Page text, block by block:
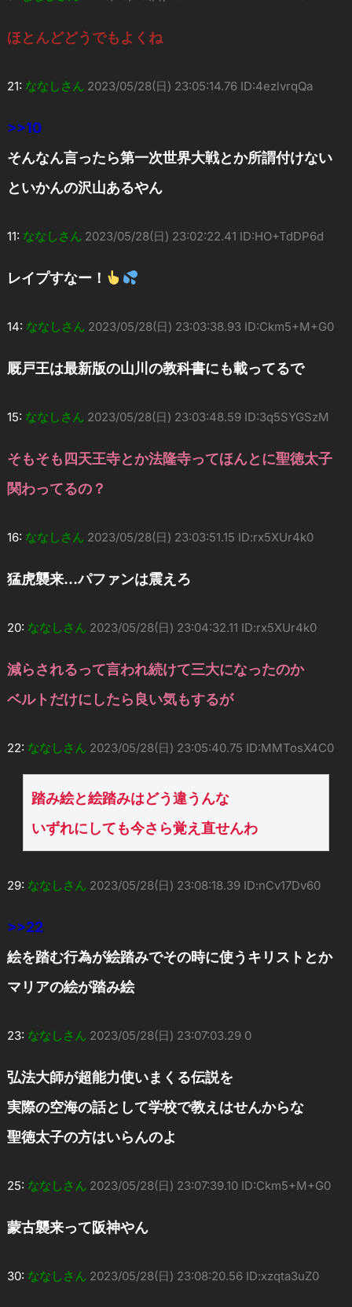
ほとんどどうでもよくね
21: ななしさん 2023/05/28(日) 23:05:14.76 ID:4ezlvrqQa
>>10
そんなん言ったら第一次世界大戦とか所謂付けない
といかんの沢山あるやん
11: ななしさん 2023/05/28(日) 23:02:22.41 ID:HO+TdDP6d
レイプすなー！
14: ななしさん 2023/05/28(日) 23:03:38.93 ID:Ckm5+M+G0
厩戸王は最新版の山川の教科書にも載ってるで
15: ななしさん 2023/05/28(日) 23:03:48.59 ID:3q5SYGSzM
そもそも四天王寺とか法隆寺ってほんとに聖徳太子
関わってるの？
16: ななしさん 2023/05/28(日) 23:03:51.15 ID:rx5XUr4k0
猛虎襲来…パファンは震えろ
20: ななしさん 2023/05/28(日) 23:04:32.11 ID:rx5XUr4k0
減らされるって言われ続けて三大になったのか
ベルトだけにしたら良い気もするが
22: ななしさん 2023/05/28(日) 23:05:40.75 ID:MMTosX4C0
踏み絵と絵踏みはどう違うんな
いずれにしても今さら覚え直せんわ
29: ななしさん 2023/05/28(日) 23:08:18.39 ID:nCv17Dv60
>>22
絵を踏む行為が絵踏みでその時に使うキリストとか
マリアの絵が踏み絵
23: ななしさん 2023/05/28(日) 23:07:03.29 0
弘法大師が超能力使いまくる伝説を
実際の空海の話として学校で教えはせんからな
聖徳太子の方はいらんのよ
25: ななしさん 2023/05/28(日) 23:07:39.10 ID:Ckm5+M+G0
蒙古襲来って阪神やん
30: ななしさん 2023/05/28(日) 23:08:20.56 ID:xzqta3uZ0